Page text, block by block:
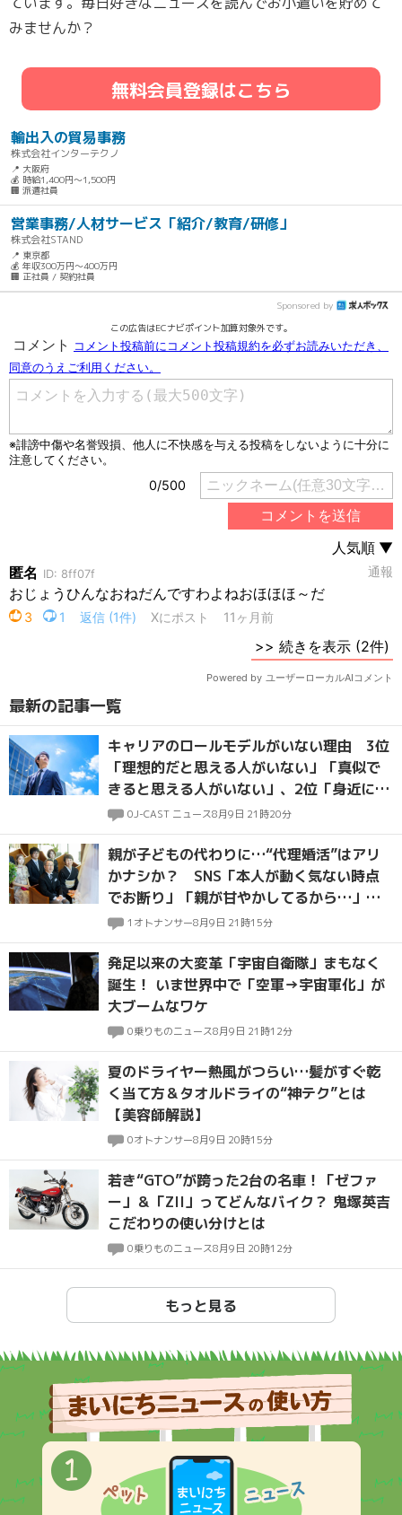
みませんか？
無料会員登録はこちら
輸出入の貿易事務
株式会社インターテクノ
📍 大阪府
💰 時給1,400円～1,500円
🏢 派遣社員
営業事務/人材サービス「紹介/教育/研修」
株式会社STAND
📍 東京都
💰 年収300万円～400万円
🏢 正社員 / 契約社員
Sponsored by
この広告はECナビポイント加算対象外です。
最新の記事一覧
キャリアのロールモデルがいない理由 3位
「理想的だと思える人がいない」「真似で
きると思える人がいない」、2位「身近に参
考になる人がいない」、1位は？
0J-CAST ニュース8月9日 21時20分
親が子どもの代わりに…“代理婚活”はアリ
かナシか？ SNS「本人が動く気ない時点
でお断り」「親が甘やかしてるから…」厳
しい声も
1 オトナンサー8月9日 21時15分
発足以来の大変革「宇宙自衛隊」まもなく
誕生！ いま世界中で「空軍→宇宙軍化」が
大ブームなワケ
0乗りものニュース8月9日 21時12分
夏のドライヤー熱風がつらい…髪がすぐ乾
く当て方＆タオルドライの“神テク”とは
【美容師解説】
0オトナンサー8月9日 20時15分
若き“GTO”が跨った2台の名車！「ゼファ
ー」＆「ZII」ってどんなバイク？ 鬼塚英吉
こだわりの使い分けとは
0乗りものニュース8月9日 20時12分
もっと見る